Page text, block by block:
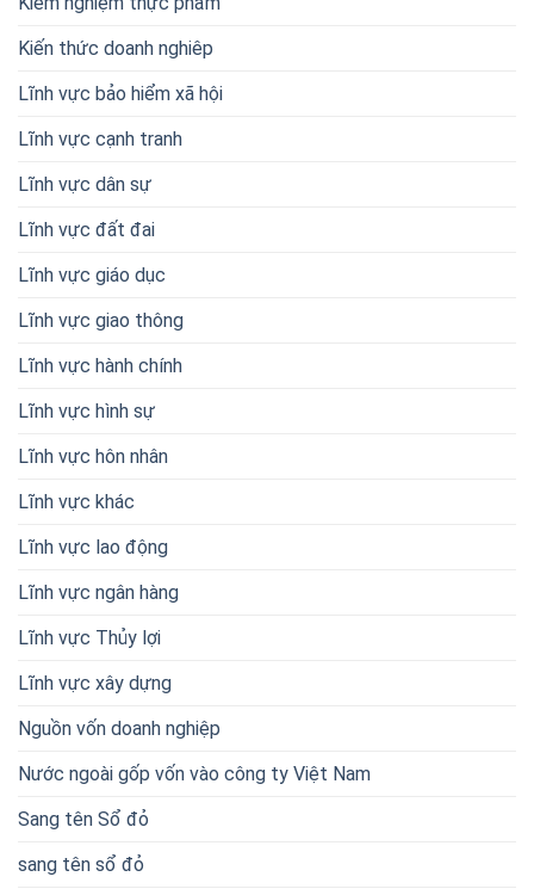
Kiến thức doanh nghiêp
Lĩnh vực bảo hiểm xã hội
Lĩnh vực cạnh tranh
Lĩnh vực dân sự
Lĩnh vực đất đai
Lĩnh vực giáo dục
Lĩnh vực giao thông
Lĩnh vực hành chính
Lĩnh vực hình sự
Lĩnh vực hôn nhân
Lĩnh vực khác
Lĩnh vực lao động
Lĩnh vực ngân hàng
Lĩnh vực Thủy lợi
Lĩnh vực xây dựng
Nguồn vốn doanh nghiệp
Nước ngoài gốp vốn vào công ty Việt Nam
Sang tên Sổ đỏ
sang tên sổ đỏ